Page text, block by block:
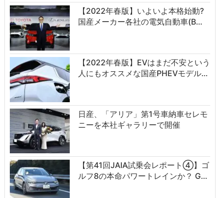
【2022年春版】いよいよ本格始動?
国産メーカー各社の電気自動車(B…
【2022年春版】EVはまだ不安という
人にもオススメな国産PHEVモデル…
日産、「アリア」第1号車納車セレモ
ニーを本社ギャラリーで開催
【第41回JAIA試乗会レポート④】ゴ
ルフ8の本命パワートレインか？ G…